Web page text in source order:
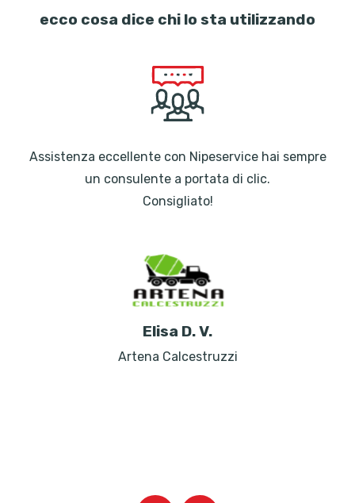
ecco cosa dice chi lo sta utilizzando
Assistenza eccellente con Nipeservice hai sempre
un consulente a portata di clic.
Consigliato!
Elisa D. V.
Artena Calcestruzzi